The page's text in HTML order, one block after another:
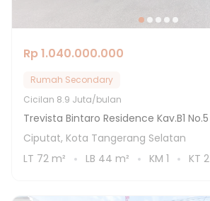
Rp 1.040.000.000
Rumah Secondary
Cicilan 8.9 Juta/bulan
Trevista Bintaro Residence Kav.B1 No.5
Ciputat, Kota Tangerang Selatan
LT 72 m² LB 44 m² KM 1 KT 2